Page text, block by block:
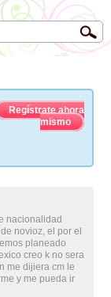
Regístrate ahora
mismo
nacionalidad
novioz, el por el
planeado
creo k no sera
me dijiera cm le
y me pueda ir